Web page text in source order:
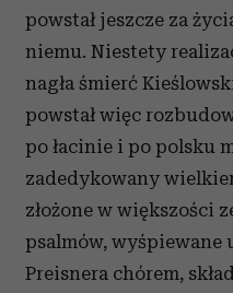
powstał jeszcze za
niemu. Niestety
nagła śmierć
powstał więc
po łacinie i po polsku
zadedykowany
złożone w większości
psalmów, wyśpiewane
Preisnera chórem,